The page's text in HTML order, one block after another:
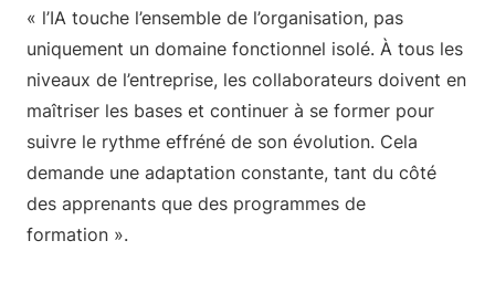
« l’IA touche l’ensemble de l’organisation, pas
uniquement un domaine fonctionnel isolé. À tous les
niveaux de l’entreprise, les collaborateurs doivent en
maîtriser les bases et continuer à se former pour
suivre le rythme effréné de son évolution. Cela
demande une adaptation constante, tant du côté
des apprenants que des programmes de
formation ».